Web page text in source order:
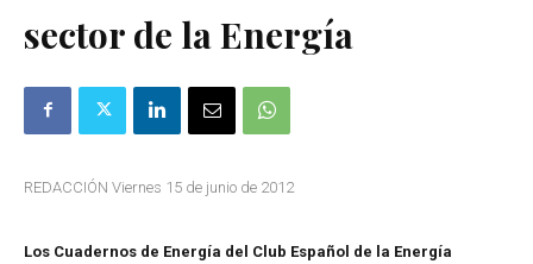
sector de la Energía
REDACCIÓN Viernes 15 de junio de 2012
Los Cuadernos de Energía del Club Español de la Energía